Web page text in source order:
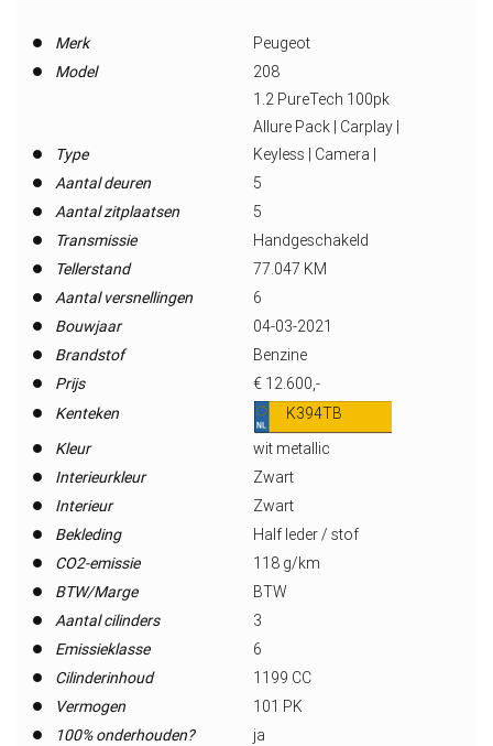
Merk
Peugeot
Model
208
Type
1.2 PureTech 100pk
Allure Pack | Carplay |
Keyless | Camera |
Aantal deuren
5
Aantal zitplaatsen
5
Transmissie
Handgeschakeld
Tellerstand
77.047 KM
Aantal versnellingen
6
Bouwjaar
04-03-2021
Brandstof
Benzine
Prijs
€ 12.600,-
Kenteken
K394TB
Kleur
wit metallic
Interieurkleur
Zwart
Interieur
Zwart
Bekleding
Half leder / stof
CO2-emissie
118 g/km
BTW/Marge
BTW
Aantal cilinders
3
Emissieklasse
6
Cilinderinhoud
1199 CC
Vermogen
101 PK
100% onderhouden?
ja